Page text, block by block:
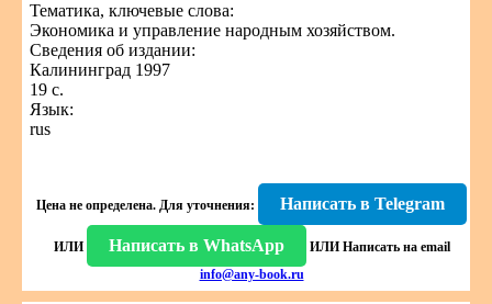
Тематика, ключевые слова:
Экономика и управление народным хозяйством.
Сведения об издании:
Калининград 1997
19 с.
Язык:
rus
Цена не определена. Для уточнения: Написать в Telegram
ИЛИ Написать в WhatsApp ИЛИ Написать на email
info@any-book.ru